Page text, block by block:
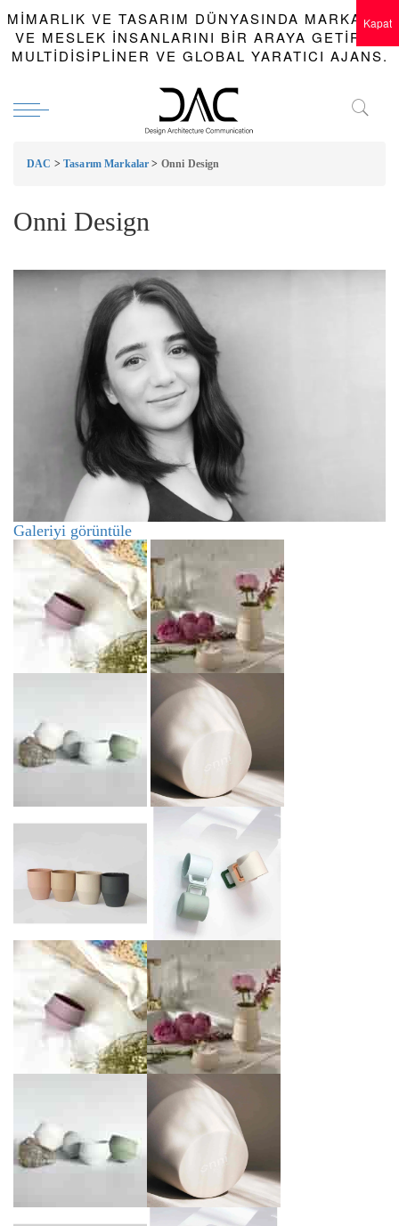
MIMARLIK VE TASARIM DÜNYASINDA MARKALAR
VE MESLEK INSANLARINI BIR ARAYA GETIREN
MULTIDISIPLINER VE GLOBAL YARATICI AJANS.
DAC > Tasarım Markalar > Onni Design
Onni Design
Galeriyi görüntüle
Kapat